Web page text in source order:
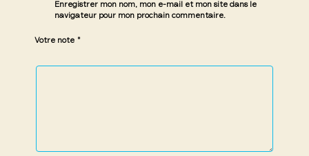
Enregistrer mon nom, mon e-mail et mon site dans le
navigateur pour mon prochain commentaire.
Votre note *
1 étoile
2 étoiles
3 étoiles
4 étoiles
5 étoiles